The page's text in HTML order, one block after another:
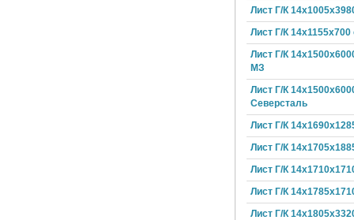
Лист Г/К
Лист Г/К 14х1155х700
Лист Г/К
МЗ
Лист Г/К
Северсталь
Лист Г/К
Лист Г/К
Лист Г/К
Лист Г/К
Лист Г/К